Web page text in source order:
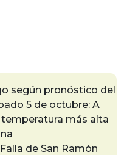
según pronóstico del
5 de octubre: A
más alta
de San Ramón